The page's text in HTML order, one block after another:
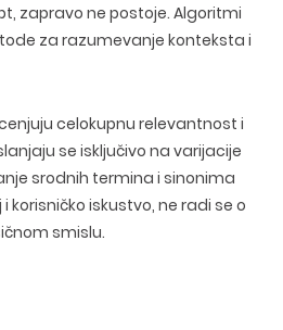
zapravo ne postoje. Algoritmi
za razumevanje konteksta i
celokupnu relevantnost i
se isključivo na varijacije
srodnih termina i sinonima
iskustvo, ne radi se o
smislu.